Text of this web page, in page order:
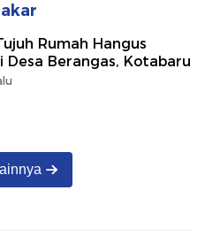
Rumah Hangus
Desa Berangas, Kotabaru